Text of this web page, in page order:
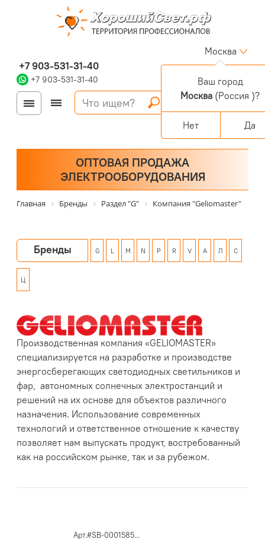
+7 903-531-31-40
+7 903-531-31-40
Москва
Войти
Регистрация
Корзина
0 позиций
Персональный раздел
ОПТОВАЯ ПРОДАЖА
ЭЛЕКТРООБОРУДОВАНИЯ
Главная Бренды Раздел "G" Компания "Geliomaster"
Бренды G L M N P R V А Л С
Ц
Производственная компания «GELIOMASTER»
специализируется на разработке и производстве
энергосберегающих светодиодных светильников и
фар, автономных солнечных электростанций и
решений на их основе для объектов различного
назначения. Использование современных
технологий и ответственное отношение к качеству
позволяет нам выпускать продукт, востребованный
как на российском рынке, так и за рубежом.
Арт.#SB-0001585...
Ваш город
Москва (Россия )?
Нет Да